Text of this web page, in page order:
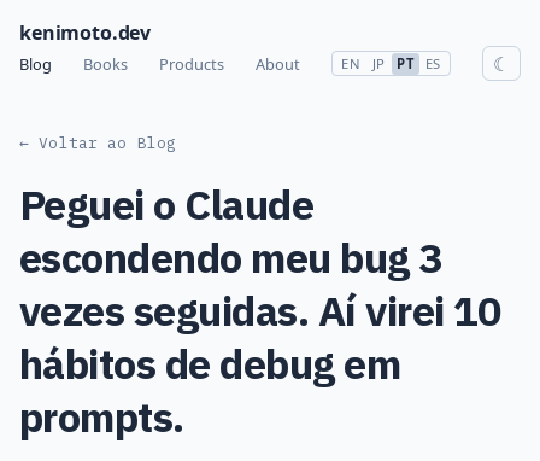
kenimoto.dev
Blog Books Products About EN JP PT ES ☾
← Voltar ao Blog
Peguei o Claude
escondendo meu bug 3
vezes seguidas. Aí virei 10
hábitos de debug em
prompts.